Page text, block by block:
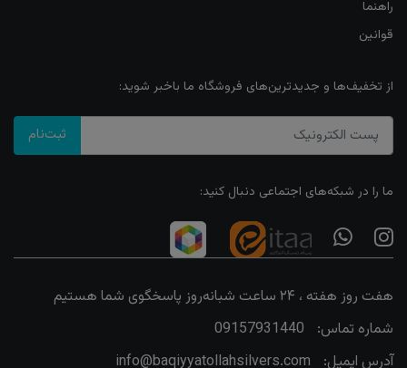
راهنما
قوانین
از تخفیف‌ها و جدیدترین‌های فروشگاه ما باخبر شوید:
ثبت‌نام
ما را در شبکه‌های اجتماعی دنبال کنید:
هفت روز هفته ، ۲۴ ساعت شبانه‌روز پاسخگوی شما هستیم
شماره تماس:
09157931440
آدرس ایمیل:
info@baqiyyatollahsilvers.com